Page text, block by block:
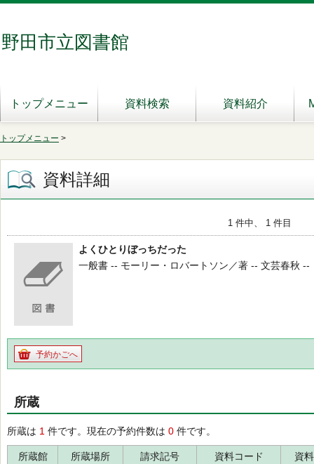
野田市立図書館
トップメニュー 資料検索 資料紹介
トップメニュー >
資料詳細
1 件中、 1 件目
よくひとりぼっちだった
一般書 -- モーリー・ロバートソン／著 -- 文芸春秋 --
予約かごへ
所蔵
所蔵は 1 件です。現在の予約件数は 0 件です。
所蔵館 所蔵場所 請求記号 資料コード 資